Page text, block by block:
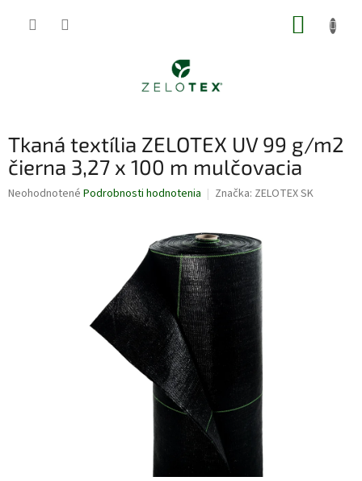
Tkaná textília ZELOTEX UV 99 g/m2
čierna 3,27 x 100 m mulčovacia
Priemerné
Neohodnotené Podrobnosti hodnotenia Značka: ZELOTEX SK